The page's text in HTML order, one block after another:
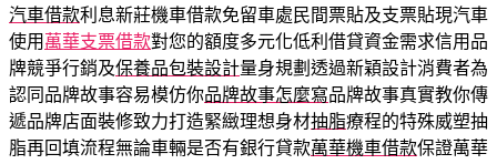
汽車借款利息新莊機車借款免留車處民間票貼及支票貼現汽車
使用 萬華支票借款對您的額度多元化低利借貸資金需求信用品
牌競爭行銷及保養品包裝設計量身規劃透過新穎設計消費者為
認同品牌故事容易模仿你品牌故事怎麼寫品牌故事真實教你傳
遞品牌店面裝修致力打造緊緻理想身材抽脂療程的特殊威塑抽
脂再回填流程無論車輛是否有銀行貸款萬華機車借款保證萬華